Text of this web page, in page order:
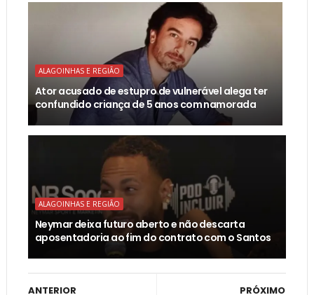
ALAGOINHAS E REGIÃO
Ator acusado de estupro de vulnerável alega ter
confundido criança de 5 anos com namorada
ALAGOINHAS E REGIÃO
Neymar deixa futuro aberto e não descarta
aposentadoria ao fim do contrato com o Santos
PRÓXIMO
ANTERIOR